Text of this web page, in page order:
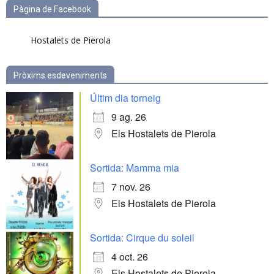
Pàgina de Facebook
Hostalets de Pierola
Pròxims esdeveniments
Últim dia torneig
9 ag. 26
Els Hostalets de Pierola
Sortida: Mamma mia
7 nov. 26
Els Hostalets de Pierola
Sortida: Cirque du soleil
4 oct. 26